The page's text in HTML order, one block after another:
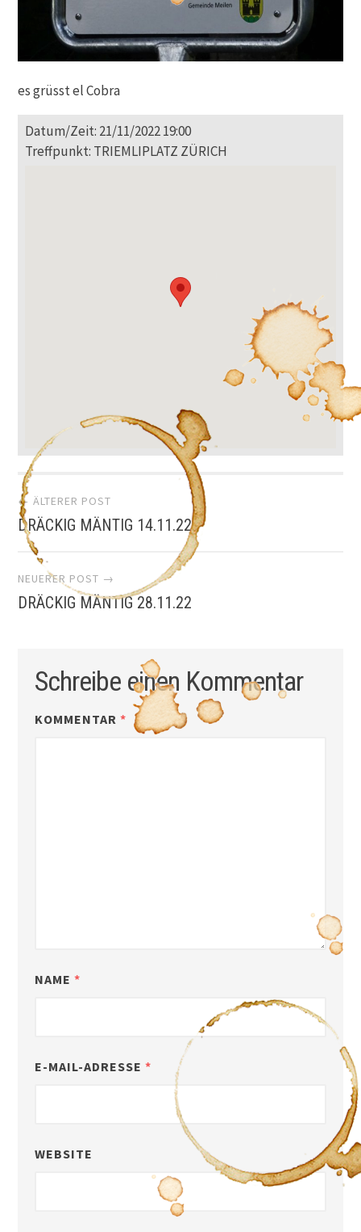
es grüsst el Cobra
Datum/Zeit: 21/11/2022 19:00
Treffpunkt: TRIEMLIPLATZ ZÜRICH
Artikel-
Navigation
← ÄLTERER POST
DRÄCKIG MÄNTIG 14.11.22
NEUERER POST →
DRÄCKIG MÄNTIG 28.11.22
Schreibe einen Kommentar
KOMMENTAR *
NAME *
E-MAIL-ADRESSE *
WEBSITE